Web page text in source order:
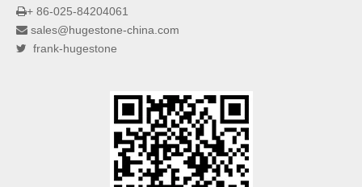
+ 86-025-84204061
 sales@hugestone-china.com
 frank-hugestone